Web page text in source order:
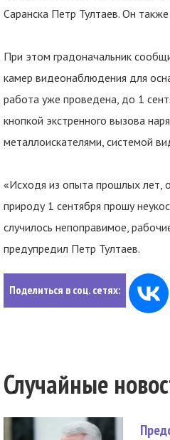
Саранска Петр Тултаев. Он
При этом градоначальник
камер видеонаблюдения для
работа уже проведена, до 1
кнопкой экстренного вызова
металлоискателями, системой
«Исходя из опыта прошлых лет,
природу 1 сентября прошу
случилось непоправимое,
предупредил Петр Тултаев.
Поделиться в соц. сетях:
Случайные